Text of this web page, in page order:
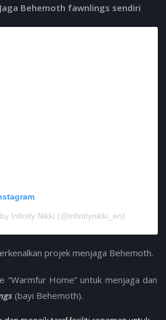
Behemoth fawnlings sendiri
Infinity Nikki (@infinitynikki_en)
projek menjaga Behemoth.
“Warmfur Home” untuk menjaga dan
(bayi Behemoth).